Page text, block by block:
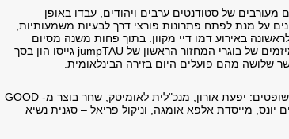
מעורבים של סטודנטים ערבים ויהודים, עבדו באופן
על מנת לפתח פתרונות פורצי דרך לבעיות משמעותיות,
באירוע דמו דיי מקוון. בתוך פחות משנה מסיום
של בוגרי המחזור הראשון של jumpTAU גייסו הון בסך
יפעת אורון, מנכ"לית לאומיטק, שחר בוצר מ- GOOD
יונס, מייסדת אלפא אומגה, וניקול פריאל – סגנית נשיא